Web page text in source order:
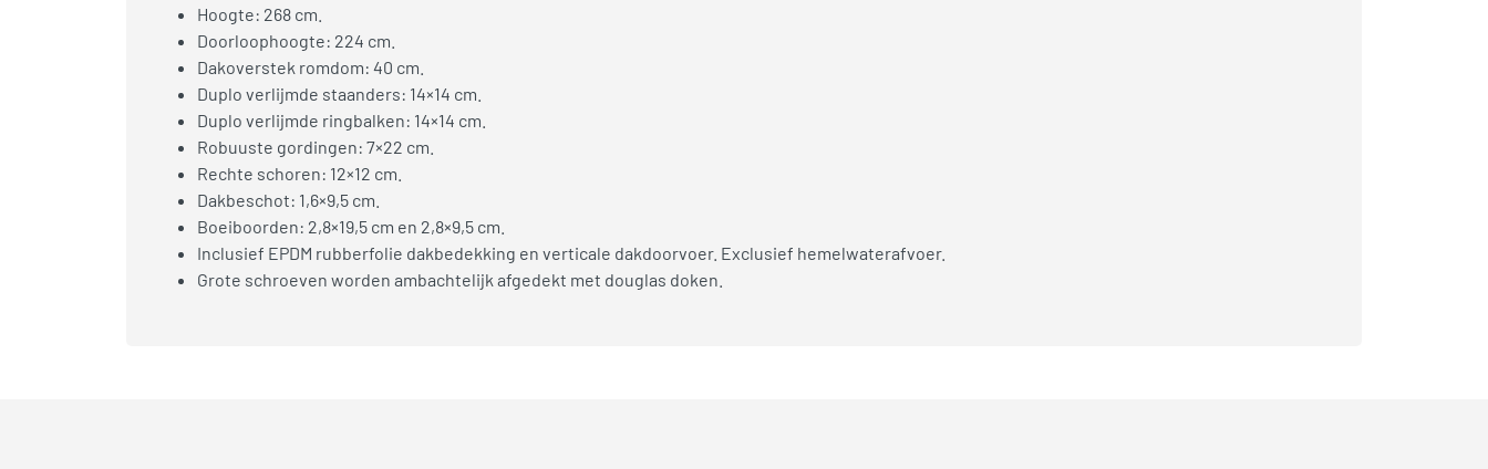
Hoogte: 268 cm.
Doorloophoogte: 224 cm.
Dakoverstek romdom: 40 cm.
Duplo verlijmde staanders: 14×14 cm.
Duplo verlijmde ringbalken: 14×14 cm.
Robuuste gordingen: 7×22 cm.
Rechte schoren: 12×12 cm.
Dakbeschot: 1,6×9,5 cm.
Boeiboorden: 2,8×19,5 cm en 2,8×9,5 cm.
Inclusief EPDM rubberfolie dakbedekking en verticale dakdoorvoer. Exclusief hemelwaterafvoer.
Grote schroeven worden ambachtelijk afgedekt met douglas doken.